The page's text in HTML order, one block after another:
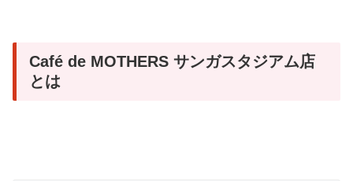
Café de MOTHERS サンガスタジアム店
とは